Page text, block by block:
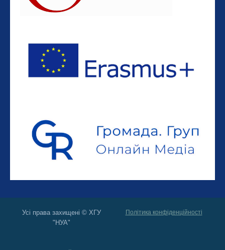
Усі права захищені © ХГУ
"НУА"
Політика конфіденційності